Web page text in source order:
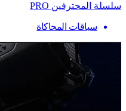
سلسلة المحترفين PRO
سباقات المحاكاة